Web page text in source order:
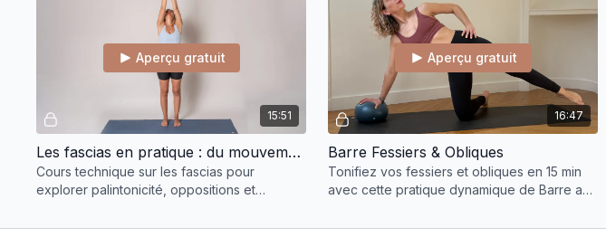
15:51
Aperçu gratuit
Les fascias en pratique : du mouvement à la sensation
Cours technique sur les fascias pour
explorer palintonicité, oppositions et
16:47
Aperçu gratuit
Barre Fessiers & Obliques
Tonifiez vos fessiers et obliques en 15 min
avec cette pratique dynamique de Barre au
rapides